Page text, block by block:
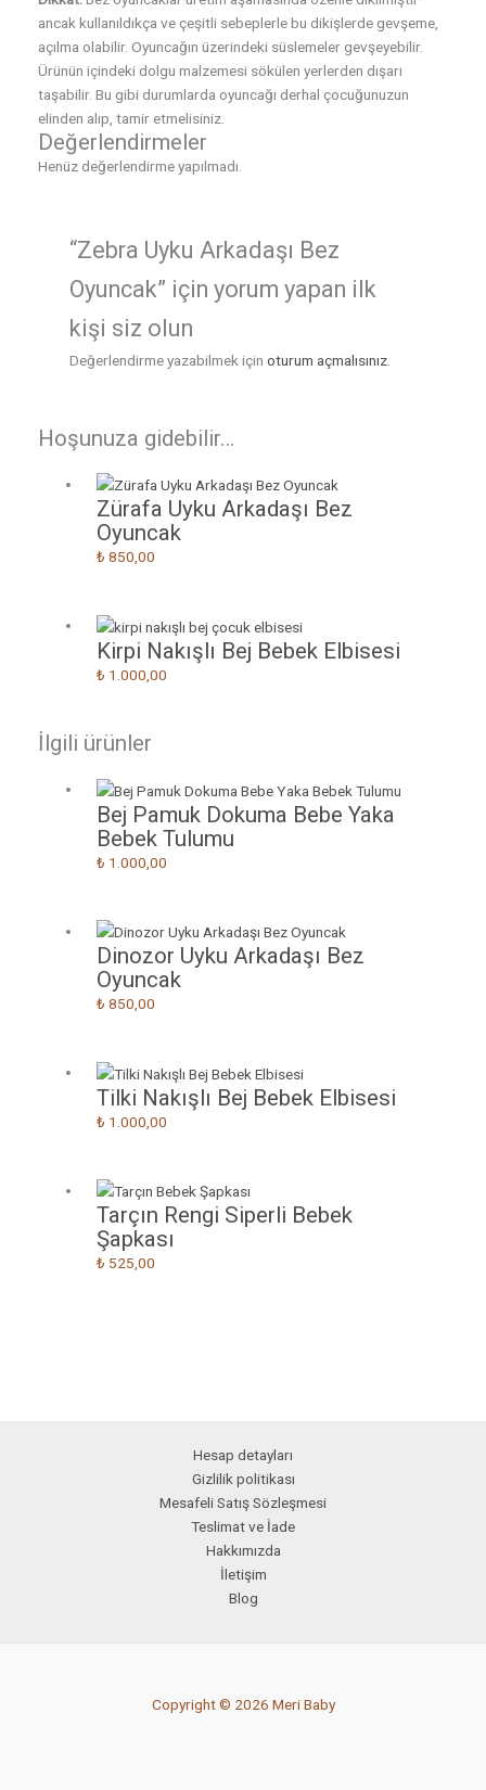
ancak kullanıldıkça ve çeşitli sebeplerle bu dikişlerde gevşeme,
açılma olabilir. Oyuncağın üzerindeki süslemeler gevşeyebilir.
Ürünün içindeki dolgu malzemesi sökülen yerlerden dışarı
taşabilir. Bu gibi durumlarda oyuncağı derhal çocuğunuzun
elinden alıp, tamir etmelisiniz.
Değerlendirmeler
Henüz değerlendirme yapılmadı.
“Zebra Uyku Arkadaşı Bez
Oyuncak” için yorum yapan ilk
kişi siz olun
Değerlendirme yazabilmek için oturum açmalısınız.
Hoşunuza gidebilir…
Zürafa Uyku Arkadaşı Bez
Oyuncak
₺ 850,00
Kirpi Nakışlı Bej Bebek Elbisesi
₺ 1.000,00
İlgili ürünler
Bej Pamuk Dokuma Bebe Yaka
Bebek Tulumu
₺ 1.000,00
Dinozor Uyku Arkadaşı Bez
Oyuncak
₺ 850,00
Tilki Nakışlı Bej Bebek Elbisesi
₺ 1.000,00
Tarçın Rengi Siperli Bebek
Şapkası
₺ 525,00
Hesap detayları
Gizlilik politikası
Mesafeli Satış Sözleşmesi
Teslimat ve İade
Hakkımızda
İletişim
Blog
Copyright © 2026 Meri Baby